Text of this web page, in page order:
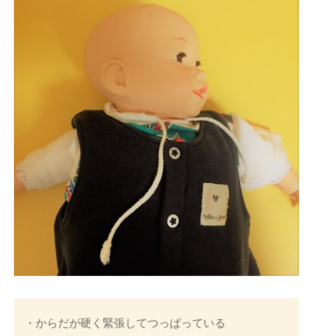
・からだが硬く緊張してつっぱっている